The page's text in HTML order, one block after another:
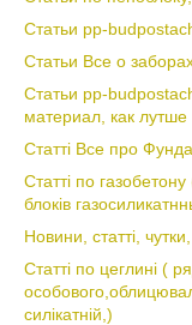
Статьи pp-
Статьи Все о
Статьи pp-
материал, как лутше
Статті Все про
Статті по
блоків
Новини, статті,
Статті по цеглині (
силікатній,)